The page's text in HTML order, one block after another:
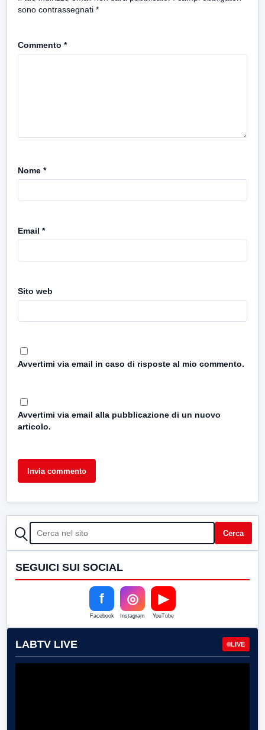
sono contrassegnati *
Commento *
Nome *
Email *
Sito web
Avvertimi via email in caso di risposte al mio commento.
Avvertimi via email alla pubblicazione di un nuovo
articolo.
CERCA Cerca
SEGUICI SUI SOCIAL
f
Facebook
◎
Instagram
▶
YouTube
LABTV LIVE LIVE